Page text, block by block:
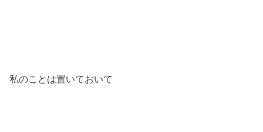
私のことは置いておいて